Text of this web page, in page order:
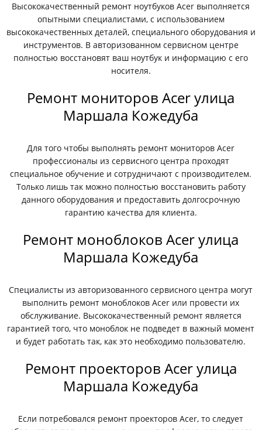
Высококачественный ремонт ноутбуков Acer выполняется
опытными специалистами, с использованием
высококачественных деталей, специального оборудования и
инструментов. В авторизованном сервисном центре
полностью восстановят ваш ноутбук и информацию с его
носителя.
Ремонт мониторов Acer улица
Маршала Кожедуба
Для того чтобы выполнять ремонт мониторов Acer
профессионалы из сервисного центра проходят
специальное обучение и сотрудничают с производителем.
Только лишь так можно полностью восстановить работу
данного оборудования и предоставить долгосрочную
гарантию качества для клиента.
Ремонт моноблоков Acer улица
Маршала Кожедуба
Специалисты из авторизованного сервисного центра могут
выполнить ремонт моноблоков Acer или провести их
обслуживание. Высококачественный ремонт является
гарантией того, что моноблок не подведет в важный момент
и будет работать так, как это необходимо пользователю.
Ремонт проекторов Acer улица
Маршала Кожедуба
Если потребовался ремонт проекторов Acer, то следует